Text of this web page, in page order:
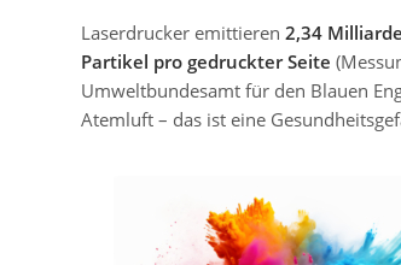
Laserdrucker emittieren 2,34
Partikel pro gedruckter Seite
Umweltbundesamt für den Blauen
Atemluft – das ist eine